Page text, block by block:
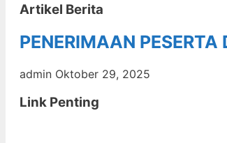
Artikel Berita
PENERIMAAN
admin Oktober 29, 2025
Link Penting